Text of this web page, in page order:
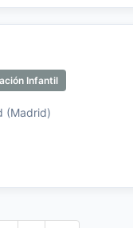
Infantil
(Madrid)